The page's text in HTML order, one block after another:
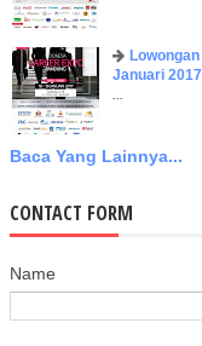
Januari 2017
...
Baca Yang Lainnya...
CONTACT FORM
Name